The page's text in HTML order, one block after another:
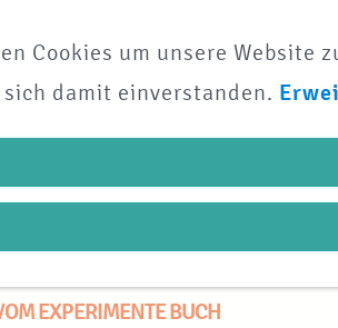
EXPERIMENTE BUCH
Cookies um unsere
damit einverstanden.